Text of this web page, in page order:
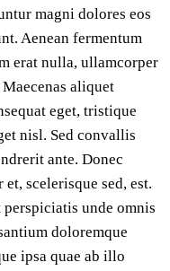
magni dolores eos
Aenean fermentum
erat nulla, ullamcorper
aliquet
eget, tristique
nisl. Sed convallis
ante. Donec
scelerisque sed, est.
perspiciatis unde omnis
doloremque
ipsa quae ab illo